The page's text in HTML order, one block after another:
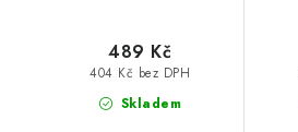
Skladem
404 Kč bez DPH
489 Kč